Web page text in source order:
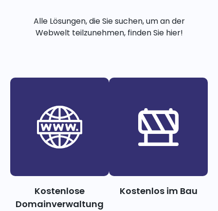
Alle Lösungen, die Sie suchen, um an der
Webwelt teilzunehmen, finden Sie hier!
Kostenlose
Domainverwaltung
Kostenlos im Bau